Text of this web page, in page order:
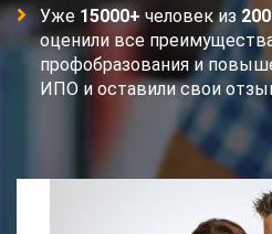
Уже 15000+ человек из
оценили все
профобразования и
ИПО и оставили свои